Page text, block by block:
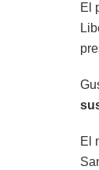
El
El